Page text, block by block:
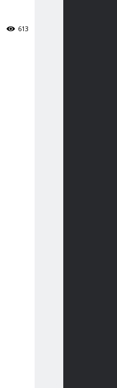
613